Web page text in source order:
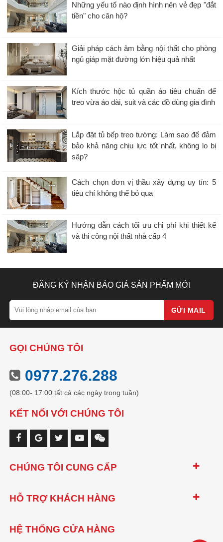
Những yếu tố nào định hình nên vẻ đẹp "đắt
tiền" cho căn hộ?
Giải pháp cách âm bằng nội thất cho phòng
ngủ giáp mặt đường lớn hiệu quả nhất
Kích thước hộc tủ quần áo tiêu chuẩn để
treo vừa áo dài, suit và các đồ dùng gia đình
Lắp đặt tủ bếp treo tường: Làm sao để đảm
bảo khả năng chịu lực tốt nhất, không lo bị
sập?
Cách chọn đơn vị thầu xây dựng uy tín: 5
tiêu chí không thể bỏ qua
Hướng dẫn cách tối ưu chi phí khi thiết kế
và thi công nội thất nhà cấp 4
ĐĂNG KÝ NHẬN BÁO GIÁ SẢN PHẨM MỚI
GỬI MAIL
GỌI CHÚNG TÔI
0977.276.288
(08:00- 17:00 tất cả các ngày trong tuần)
KẾT NỐI VỚI CHÚNG TÔI
CHÚNG TÔI CUNG CẤP
HỖ TRỢ KHÁCH HÀNG
HỆ THỐNG CỬA HÀNG